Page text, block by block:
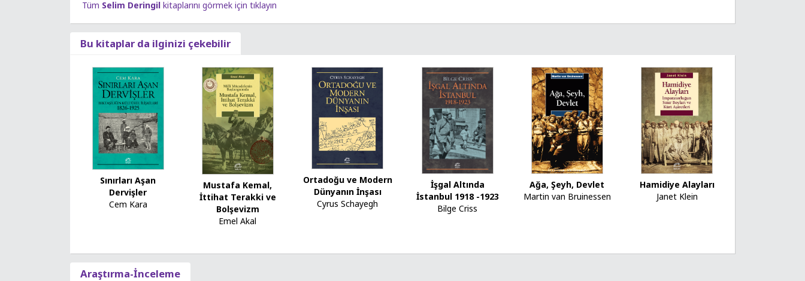
Tüm Selim Deringil kitaplarını görmek için tıklayın
Bu kitaplar da ilginizi çekebilir
Sınırları Aşan
Dervişler
Cem Kara
Mustafa Kemal,
İttihat Terakki ve
Bolşevizm
Emel Akal
Ortadoğu ve Modern
Dünyanın İnşası
Cyrus Schayegh
İşgal Altında
İstanbul 1918 -1923
Bilge Criss
Ağa, Şeyh, Devlet
Martin van Bruinessen
Hamidiye Alayları
Janet Klein
Araştırma-İnceleme